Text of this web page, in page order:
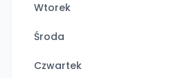
Wtorek
Środa
Czwartek